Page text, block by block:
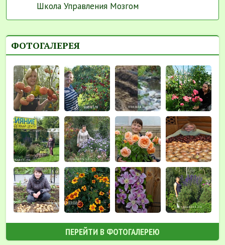
Школа Управления Мозгом
ФОТОГАЛЕРЕЯ
ПЕРЕЙТИ В ФОТОГАЛЕРЕЮ